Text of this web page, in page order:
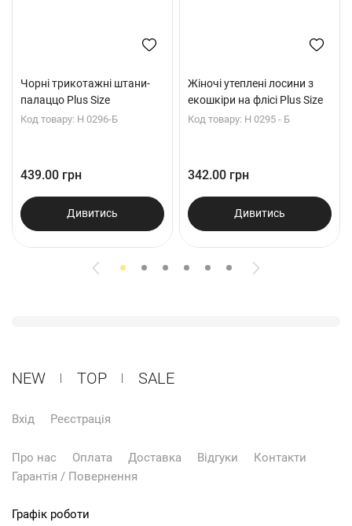
Чорні трикотажні штани-
палаццо Plus Size
Код товару: Н 0296-Б
439.00 грн
Дивитись
Жіночі утеплені лосини з
екошкіри на флісі Plus Size
Код товару: Н 0295 - Б
342.00 грн
Дивитись
NEW ТОP SALE
Про нас Оплата Доставка Відгуки
Контакти
Гарантія / Повернення
Вхід Реєстрація
Графік роботи